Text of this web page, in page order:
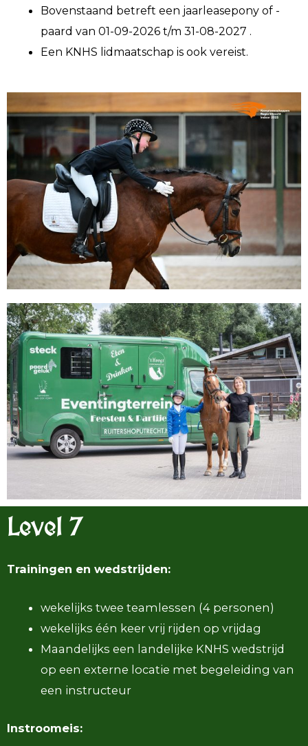
Bovenstaand betreft een jaarleasepony of -
paard van 01-09-2026 t/m 31-08-2027 .
Een KNHS lidmaatschap is ook vereist.
Level 7
Trainingen en wedstrijden:
wekelijks twee teamlessen (4 personen)
wekelijks één keer vrij rijden op vrijdag
Maandelijks een landelijke KNHS wedstrijd
op een externe locatie met begeleiding van
een instructeur
Instroomeis: